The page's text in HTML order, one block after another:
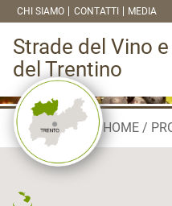
CHI SIAMO CONTATTI MEDIA
Strade del Vino
del Trentino
HOME